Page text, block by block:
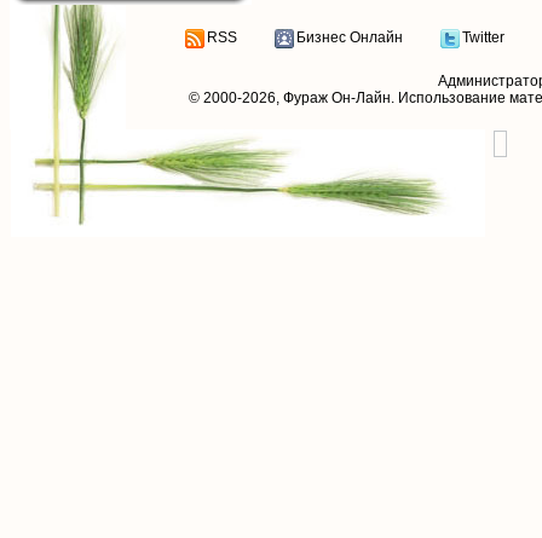
RSS Бизнес Онлайн Twitter
© 2000-2026, Фураж Он-Лайн. Использование